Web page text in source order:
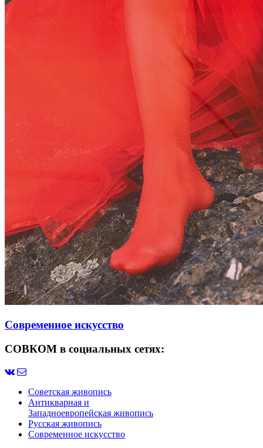
Современное искусство
СОВКОМ в социальных сетях:
Советская живопись
Антикварная и
Западноевропейская живопись
Русская живопись
Современное искусство